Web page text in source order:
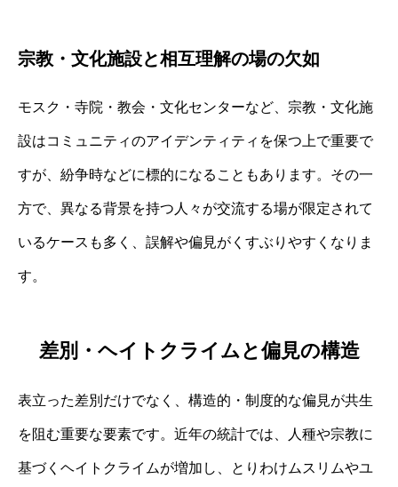
宗教・文化施設と相互理解の場の欠如
モスク・寺院・教会・文化センターなど、宗教・文化施
設はコミュニティのアイデンティティを保つ上で重要で
すが、紛争時などに標的になることもあります。その一
方で、異なる背景を持つ人々が交流する場が限定されて
いるケースも多く、誤解や偏見がくすぶりやすくなりま
す。
差別・ヘイトクライムと偏見の構造
表立った差別だけでなく、構造的・制度的な偏見が共生
を阻む重要な要素です。近年の統計では、人種や宗教に
基づくヘイトクライムが増加し、とりわけムスリムやユ